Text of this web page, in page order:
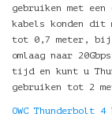
gebruiken met een
kabels konden dit
tot 0,7 meter, bij
omlaag naar
tijd en kunt u
gebruiken tot 2
OWC Thunderbolt